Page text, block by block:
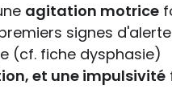
agitation motrice
signes
(cf. fiche dysphasie)
et une impulsivité